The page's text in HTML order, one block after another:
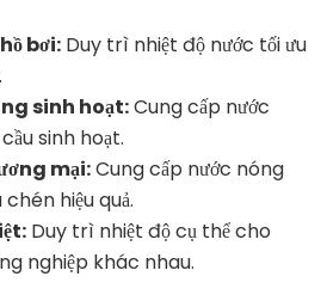
bơi: Duy trì nhiệt độ nước tối ưu
sinh hoạt:Cung cấp nước
sinh hoạt.
mại:Cung cấp nước nóng
hiệu quả.
Duy trì nhiệt độ cụ thể cho
nghiệp khác nhau.